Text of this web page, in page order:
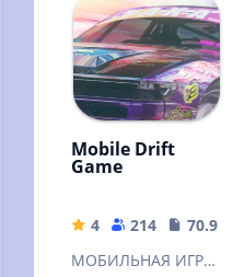
симулятор.
Mobile Drift
Game
4 214
70.97
МОБИЛЬНАЯ ИГРА